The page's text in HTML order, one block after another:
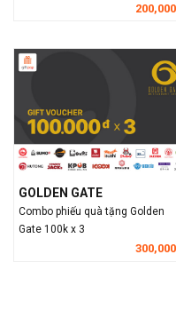
200,000
GOLDEN GATE
Combo phiếu quà tặng Golden
Gate 100k x 3
300,000